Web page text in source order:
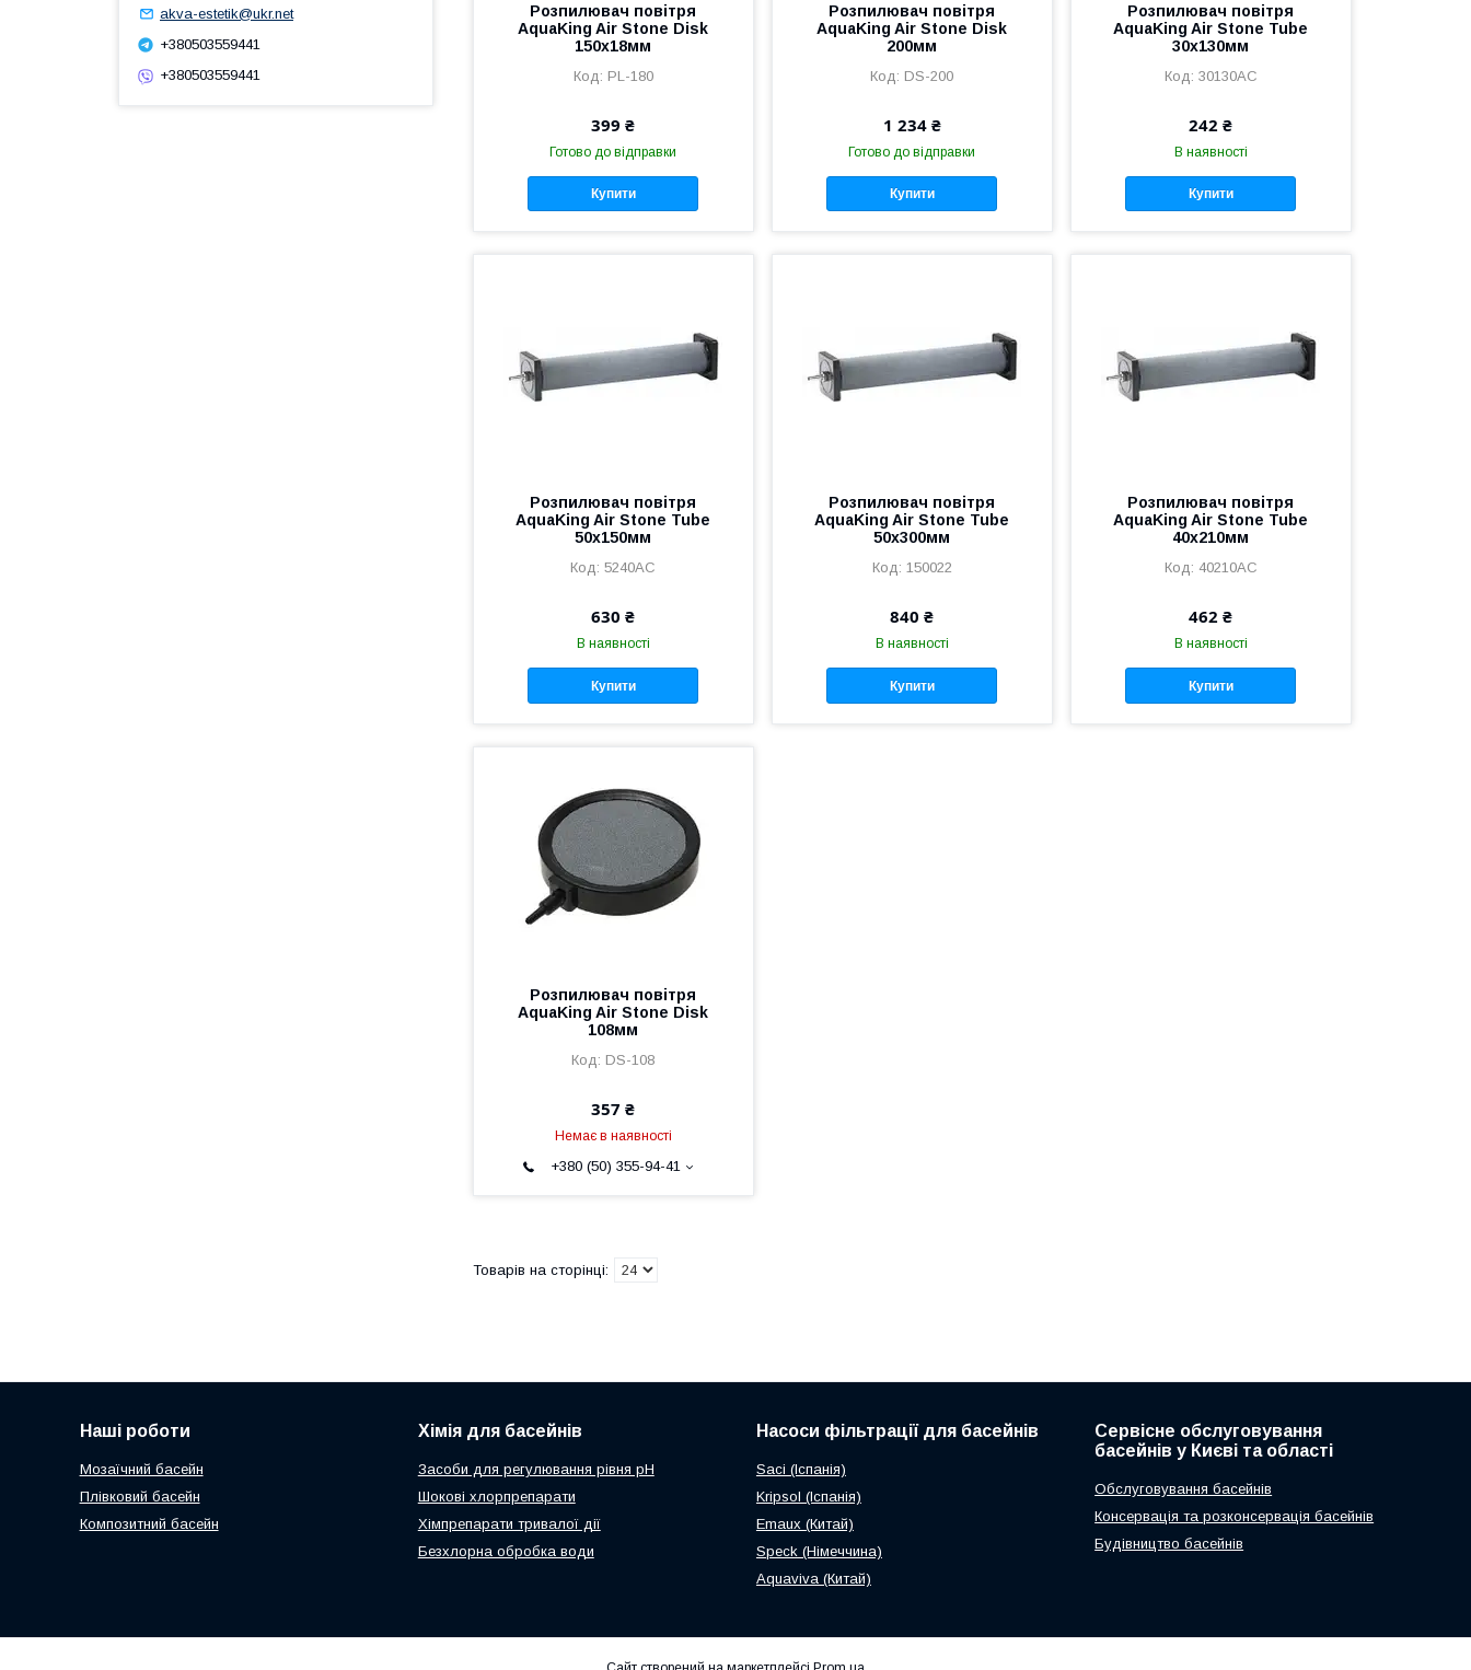
Розпилювач повітря
AquaKing Air Stone Disk
150х18мм
PL-180
399 ₴
Готово до відправки
Купити
Розпилювач повітря
AquaKing Air Stone Disk
200мм
DS-200
1 234 ₴
Готово до відправки
Купити
Розпилювач повітря
AquaKing Air Stone Tube
30х130мм
30130АС
242 ₴
В наявності
Купити
Розпилювач повітря
AquaKing Air Stone Tube
50х150мм
5240АС
630 ₴
В наявності
Купити
Розпилювач повітря
AquaKing Air Stone Tube
50x300мм
150022
840 ₴
В наявності
Купити
Розпилювач повітря
AquaKing Air Stone Tube
40х210мм
40210АС
462 ₴
В наявності
Купити
Розпилювач повітря
AquaKing Air Stone Disk
108мм
DS-108
357 ₴
Немає в наявності
+380 (50) 355-94-41
akva-estetik@ukr.net
+380503559441
+380503559441
Наші роботи
Мозаїчний басейн
Плівковий басейн
Композитний басейн
Хімія для басейнів
Засоби для регулювання рівня рН
Шокові хлорпрепарати
Хімпрепарати тривалої дії
Безхлорна обробка води
Насоси фільтрації для басейнів
Saci (Іспанія)
Kripsol (Іспанія)
Emaux (Китай)
Speck (Німеччина)
Aquaviva (Китай)
Сервісне обслуговування
басейнів у Києві та області
Обслуговування басейнів
Консервація та розконсервація басейнів
Будівництво басейнів